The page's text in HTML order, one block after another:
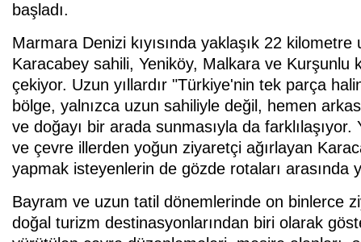
başladı.
Marmara Denizi kıyısında yaklaşık 22
Karacabey sahili, Yeniköy, Malkara ve Kurşunlu
çekiyor. Uzun yıllardır "Türkiye'nin tek parça
bölge, yalnızca uzun sahiliyle değil, hemen
ve doğayı bir arada sunmasıyla da
ve çevre illerden yoğun ziyaretçi ağırlayan
yapmak isteyenlerin de gözde rotaları arasında
Bayram ve uzun tatil dönemlerinde on binlerce
doğal turizm destinasyonlarından biri olarak